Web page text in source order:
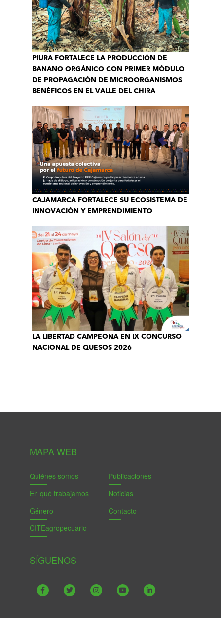
PIURA FORTALECE LA PRODUCCIÓN DE
BANANO ORGÁNICO CON PRIMER MÓDULO
DE PROPAGACIÓN DE MICROORGANISMOS
BENÉFICOS EN EL VALLE DEL CHIRA
CAJAMARCA FORTALECE SU ECOSISTEMA DE
INNOVACIÓN Y EMPRENDIMIENTO
LA LIBERTAD CAMPEONA EN IX CONCURSO
NACIONAL DE QUESOS 2026
MAPA WEB
Quiénes somos
En qué trabajamos
Género
CITEagropecuario
Publicaciones
Noticias
Contacto
SÍGUENOS